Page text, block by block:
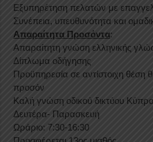
Εξυπηρέτηση πελατών με
Συνέπεια, υπευθυνότητα και
Απαραίτητα Προσόντα:
Απαραίτητη γνώση ελληνικής
Δίπλωμα οδήγησης
Προϋπηρεσία σε αντίστοιχη θέση
προσόν
Καλή γνώση οδικού δικτύου
Δευτέρα- Παρασκευή
Ωράριο: 7:30-16:30